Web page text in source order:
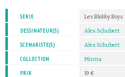
SERIE
Les Blobby Boys
DESSINATEUR(S) Alex Schubert
SCENARISTE(S) Alex Schubert
COLLECTION Misma
PRIX 19 €